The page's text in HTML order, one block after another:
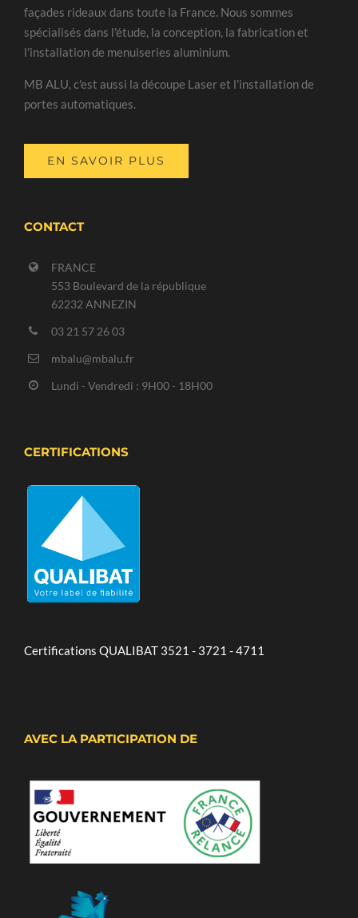
façades rideaux dans toute la France. Nous sommes
spécialisés dans l'étude, la conception, la fabrication et
l'installation de menuiseries aluminium.
MB ALU, c'est aussi la découpe Laser et l'installation de
portes automatiques.
EN SAVOIR PLUS
CONTACT
FRANCE
553 Boulevard de la république
62232 ANNEZIN
03 21 57 26 03
mbalu@mbalu.fr
Lundi - Vendredi : 9H00 - 18H00
CERTIFICATIONS
Certifications QUALIBAT 3521 - 3721 - 4711
AVEC LA PARTICIPATION DE